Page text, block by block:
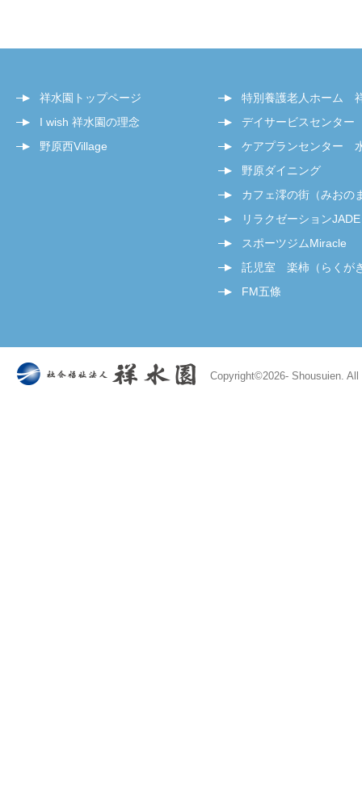
祥水園トップページ
I wish 祥水園の理念
野原西Village
特別養護老人ホーム
デイサービスセンタ
ケアプランセンター
野原ダイニング
カフェ澪の街（みおの
リラクゼーションJADE
スポーツジムMiracle
託児室 楽柿（らくが
FM五條
Copyright©2026- Shousuien.